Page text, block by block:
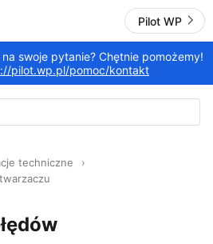
Pilot WP
swoje pytanie? Chętnie pomożemy!
pilot.wp.pl/pomoc/kontakt
techniczne